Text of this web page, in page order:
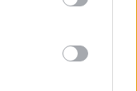
και δράσεις με